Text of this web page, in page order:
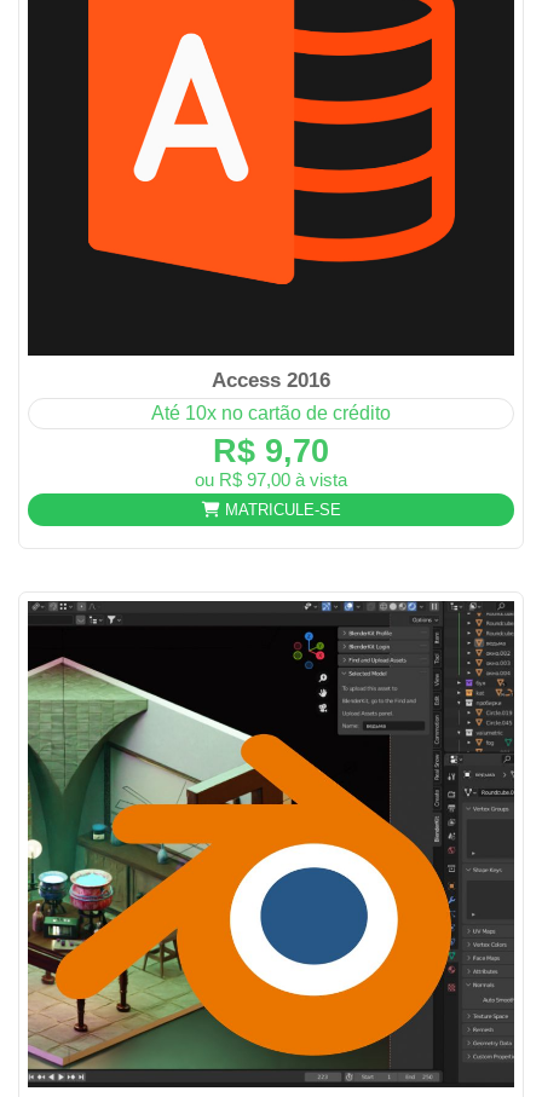
Access 2016
Até 10x no cartão de crédito
R$ 9,70
ou R$ 97,00 à vista
MATRICULE-SE